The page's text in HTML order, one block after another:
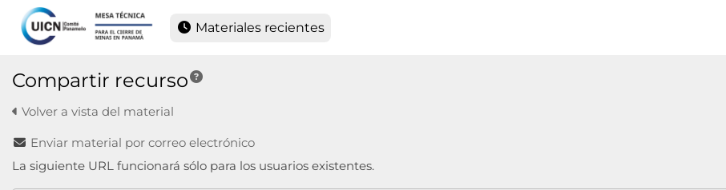
Materiales recientes
Compartir recurso
Volver a vista del material
Enviar material por correo electrónico
La siguiente URL funcionará sólo para los usuarios existentes.